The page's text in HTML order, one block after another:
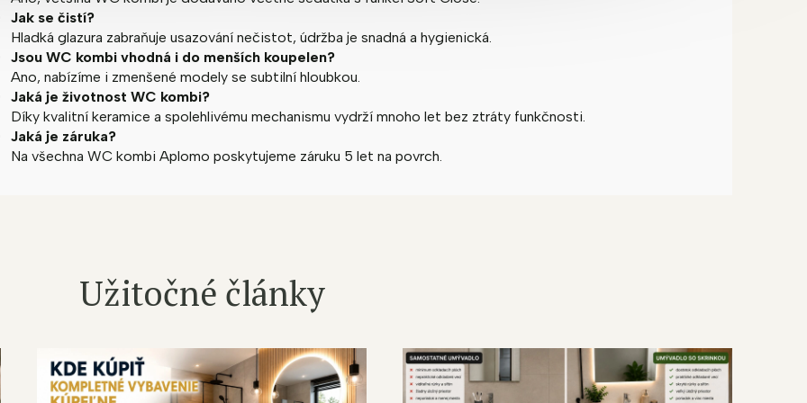
Jak se čistí?
Hladká glazura zabraňuje usazování nečistot, údržba je snadná a hygienická.
Jsou WC kombi vhodná i do menších koupelen?
Ano, nabízíme i zmenšené modely se subtilní hloubkou.
Jaká je životnost WC kombi?
Díky kvalitní keramice a spolehlivému mechanismu vydrží mnoho let bez ztráty funkčnosti.
Jaká je záruka?
Na všechna WC kombi Aplomo poskytujeme záruku 5 let na povrch.
Užitočné články